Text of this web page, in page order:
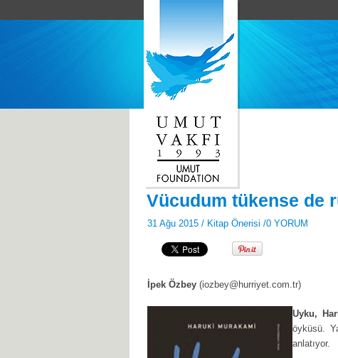
Vücudum tükense de
31 Ağu 2015 / Kitap Önerisi /0 YORUM
İpek Özbey (iozbey@hurriyet.com.tr)
Uyku,
öyküsü.
anlatıyor.